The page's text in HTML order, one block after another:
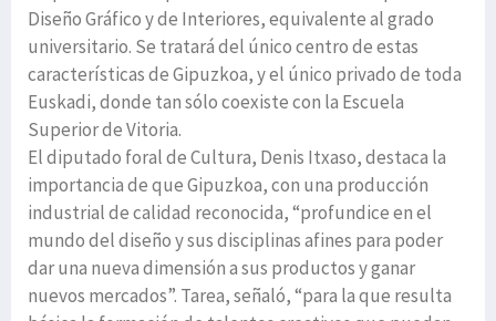
Diseño Gráfico y de Interiores, equivalente al grado
universitario. Se tratará del único centro de estas
características de Gipuzkoa, y el único privado de toda
Euskadi, donde tan sólo coexiste con la Escuela
Superior de Vitoria.
El diputado foral de Cultura, Denis Itxaso, destaca la
importancia de que Gipuzkoa, con una producción
industrial de calidad reconocida, “profundice en el
mundo del diseño y sus disciplinas afines para poder
dar una nueva dimensión a sus productos y ganar
nuevos mercados”. Tarea, señaló, “para la que resulta